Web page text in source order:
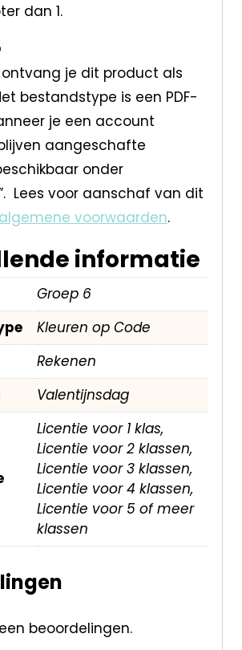
dan 1.
je dit product als
bestandstype is een PDF-
je een account
aangeschafte
onder
Lees voor aanschaf van dit
algemene voorwaarden.
informatie
Groep 6
Kleuren op Code
Rekenen
Valentijnsdag
Licentie voor 1 klas,
Licentie voor 2 klassen,
Licentie voor 3 klassen,
Licentie voor 4 klassen,
Licentie voor 5 of meer
klassen
beoordelingen.